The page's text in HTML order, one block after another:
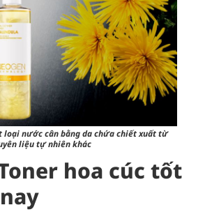
loại nước cân bằng da chứa chiết xuất từ
liệu tự nhiên khác
hoa cúc tốt